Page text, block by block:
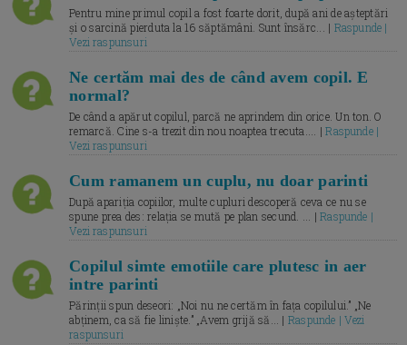
Pentru mine primul copil a fost foarte dorit, după ani de așteptări
și o sarcină pierduta la 16 săptămâni. Sunt însărc... | Raspunde |
Vezi raspunsuri
Ne certăm mai des de când avem copil. E
normal?
De când a apărut copilul, parcă ne aprindem din orice. Un ton. O
remarcă. Cine s-a trezit din nou noaptea trecuta.... |Raspunde |
Vezi raspunsuri
Cum ramanem un cuplu, nu doar parinti
După apariția copiilor, multe cupluri descoperă ceva ce nu se
spune prea des: relația se mută pe plan secund. ... |Raspunde |
Vezi raspunsuri
Copilul simte emotiile care plutesc in aer
intre parinti
Părinții spun deseori: „Noi nu ne certăm în fața copilului.” „Ne
abținem, ca să fie liniște.” „Avem grijă să... | Raspunde | Vezi
raspunsuri